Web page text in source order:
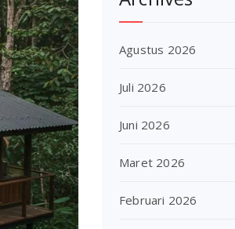
Agustus 2026
Juli 2026
Juni 2026
Maret 2026
Februari 2026